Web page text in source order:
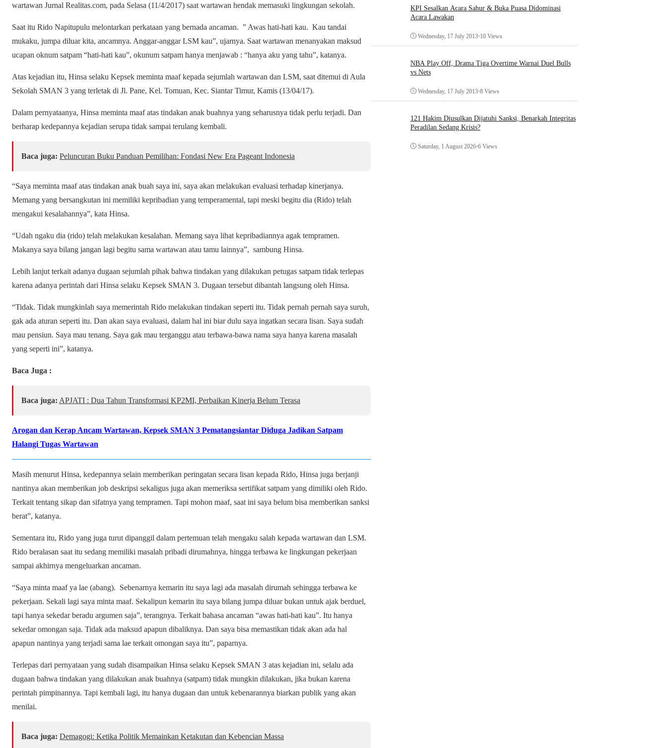
wartawan Jurnal Realitas.com, pada Selasa (11/4/2017) saat wartawan hendak memasuki lingkungan sekolah.
Saat itu Rido Napitupulu melontarkan perkataan yang bernada ancaman. ” Awas hati-hati kau. Kau tandai
mukaku, jumpa diluar kita, ancamnya. Anggar-anggar LSM kau”, ujarnya. Saat wartawan menanyakan maksud
ucapan oknum satpam “hati-hati kau”, okunum satpam hanya menjawab : “hanya aku yang tahu”, katanya.
Atas kejadian itu, Hinsa selaku Kepsek meminta maaf kepada sejumlah wartawan dan LSM, saat ditemui di Aula
Sekolah SMAN 3 yang terletak di Jl. Pane, Kel. Tomuan, Kec. Siantar Timur, Kamis (13/04/17).
Dalam pernyataanya, Hinsa meminta maaf atas tindakan anak buahnya yang seharusnya tidak perlu terjadi. Dan
berharap kedepannya kejadian serupa tidak sampai terulang kembali.
Baca juga: Peluncuran Buku Panduan Pemilihan: Fondasi New Era Pageant Indonesia
“Saya meminta maaf atas tindakan anak buah saya ini, saya akan melakukan evaluasi terhadap kinerjanya.
Memang yang bersangkutan ini memiliki kepribadian yang temperamental, tapi meski begitu dia (Rido) telah
mengakui kesalahannya”, kata Hinsa.
“Udah ngaku dia (rido) telah melakukan kesalahan. Memang saya lihat kepribadiannya agak tempramen.
Makanya saya bilang jangan lagi begitu sama wartawan atau tamu lainnya”, sambung Hinsa.
Lebih lanjut terkait adanya dugaan sejumlah pihak bahwa tindakan yang dilakukan petugas satpam tidak terlepas
karena adanya perintah dari Hinsa selaku Kepsek SMAN 3. Dugaan tersebut dibantah langsung oleh Hinsa.
“Tidak. Tidak mungkinlah saya memerintah Rido melakukan tindakan seperti itu. Tidak pernah pernah saya suruh,
gak ada aturan seperti itu. Dan akan saya evaluasi, dalam hal ini biar dulu saya ingatkan secara lisan. Saya sudah
mau pensiun. Saya mau tenang. Saya gak mau terganggu atau terbawa-bawa nama saya hanya karena masalah
yang seperti ini”, katanya.
Baca Juga :
Baca juga: APJATI : Dua Tahun Transformasi KP2MI, Perbaikan Kinerja Belum Terasa
Arogan dan Kerap Ancam Wartawan, Kepsek SMAN 3 Pematangsiantar Diduga Jadikan Satpam
Halangi Tugas Wartawan
Masih menurut Hinsa, kedepannya selain memberikan peringatan secara lisan kepada Rido, Hinsa juga berjanji
nantinya akan memberikan job deskripsi sekaligus juga akan memeriksa sertifikat satpam yang dimiliki oleh Rido.
Terkait tentang sikap dan sifatnya yang tempramen. Tapi mohon maaf, saat ini saya belum bisa memberikan sanksi
berat”, katanya.
Sementara itu, Rido yang juga turut dipanggil dalam pertemuan telah mengaku salah kepada wartawan dan LSM.
Rido beralasan saat itu sedang memiliki masalah pribadi dirumahnya, hingga terbawa ke lingkungan pekerjaan
sampai akhirnya mengeluarkan ancaman.
“Saya minta maaf ya lae (abang). Sebenarnya kemarin itu saya lagi ada masalah dirumah sehingga terbawa ke
pekerjaan. Sekali lagi saya minta maaf. Sekalipun kemarin itu saya bilang jumpa diluar bukan untuk ajak berduel,
tapi hanya sekedar beradu argumen saja”, terangnya. Terkait bahasa ancaman “awas hati-hati kau”. Itu hanya
sekedar omongan saja. Tidak ada maksud apapun dibaliknya. Dan saya bisa memastikan tidak akan ada hal
apapun nantinya yang terjadi sama lae terkait omongan saya itu”, paparnya.
Terlepas dari pernyataan yang sudah disampaikan Hinsa selaku Kepsek SMAN 3 atas kejadian ini, selalu ada
dugaan bahwa tindakan yang dilakukan anak buahnya (satpam) tidak mungkin dilakukan, jika bukan karena
perintah pimpinannya. Tapi kembali lagi, itu hanya dugaan dan untuk kebenarannya biarkan publik yang akan
menilai.
Baca juga: Demagogi: Ketika Politik Memainkan Ketakutan dan Kebencian Massa
KPI Sesalkan Acara Sahur & Buka Puasa Didominasi
Acara Lawakan
Wednesday, 17 July 2013•10 Views
NBA Play Off, Drama Tiga Overtime Warnai Duel Bulls
vs Nets
Wednesday, 17 July 2013•8 Views
121 Hakim Diusulkan Dijatuhi Sanksi, Benarkah Integritas
Peradilan Sedang Krisis?
Saturday, 1 August 2026•6 Views